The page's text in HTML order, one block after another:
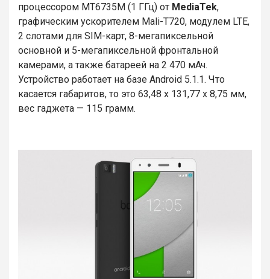
процессором MT6735M (1 ГГц) от MediaTek,
графическим ускорителем Mali-T720, модулем LTE,
2 слотами для SIM-карт, 8-мегапиксельной
основной и 5-мегапиксельной фронтальной
камерами, а также батареей на 2 470 мАч.
Устройство работает на базе Android 5.1.1. Что
касается габаритов, то это 63,48 х 131,77 х 8,75 мм,
вес гаджета — 115 грамм.